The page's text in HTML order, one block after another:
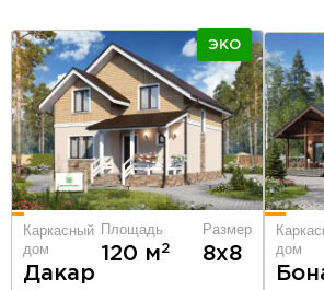
ЭКО
Каркасный
дом
Дакар
Площадь
120 м2
Размер
8х8
дом